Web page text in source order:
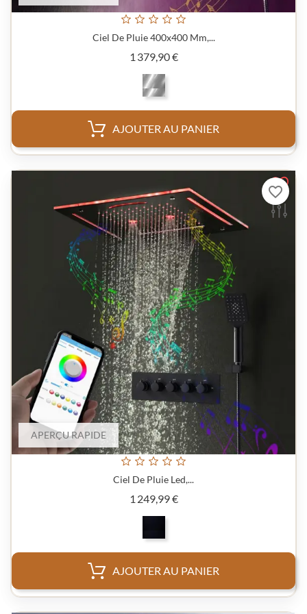
Ciel De Pluie 400x400 Mm,...
1 379,90 €Prix
AJOUTER AU PANIER
APERÇU RAPIDE
Ciel De Pluie Led,...
1 249,99 €Prix
AJOUTER AU PANIER
favorite_border